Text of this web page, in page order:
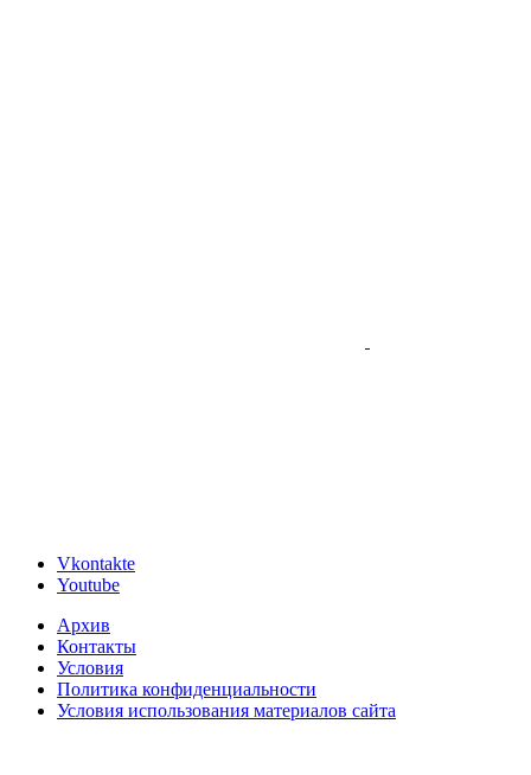
Vkontakte
Youtube
Архив
Контакты
Условия
Политика конфиденциальности
Условия использования материалов сайта